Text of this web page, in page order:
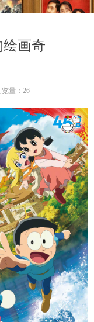
绘画奇
量： 26